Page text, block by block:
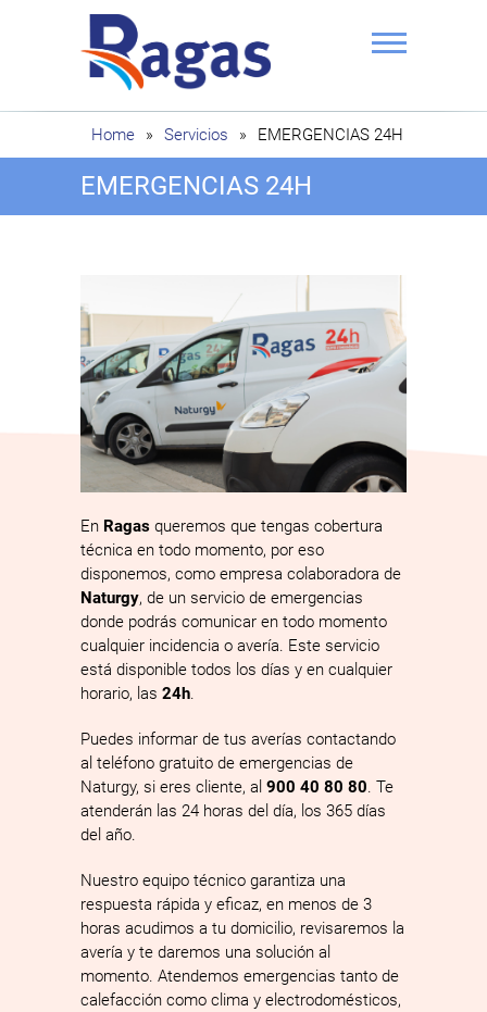
Ragas
Home » Servicios » EMERGENCIAS 24H
EMERGENCIAS 24H
En Ragas queremos que tengas cobertura
técnica en todo momento, por eso
disponemos, como empresa colaboradora de
Naturgy, de un servicio de emergencias
donde podrás comunicar en todo momento
cualquier incidencia o avería. Este servicio
está disponible todos los días y en cualquier
horario, las 24h.
Puedes informar de tus averías contactando
al teléfono gratuito de emergencias de
Naturgy, si eres cliente, al 900 40 80 80. Te
atenderán las 24 horas del día, los 365 días
del año.
Nuestro equipo técnico garantiza una
respuesta rápida y eficaz, en menos de 3
horas acudimos a tu domicilio, revisaremos la
avería y te daremos una solución al
momento. Atendemos emergencias tanto de
calefacción como clima y electrodomésticos,